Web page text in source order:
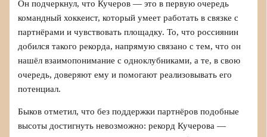
Он подчеркнул, что Кучеров — это в первую очередь
командный хоккеист, который умеет работать в связке с
партнёрами и чувствовать площадку. То, что россиянин
добился такого рекорда, напрямую связано с тем, что он
нашёл взаимопонимание с одноклубниками, а те, в свою
очередь, доверяют ему и помогают реализовывать его
потенциал.
Быков отметил, что без поддержки партнёров подобные
высоты достигнуть невозможно: рекорд Кучерова —